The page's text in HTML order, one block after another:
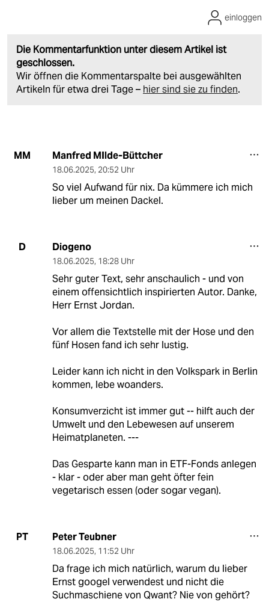
Die Kommentarfunktion unter diesem Artikel ist
geschlossen.
Wir öffnen die Kommentarspalte bei ausgewählten
Artikeln für etwa drei Tage – hier sind sie zu finden.
einloggen
MM Manfred MIlde-Büttcher
18.06.2025, 20:52 Uhr
So viel Aufwand für nix. Da kümmere ich mich
lieber um meinen Dackel.
D Diogeno
18.06.2025, 18:28 Uhr
Sehr guter Text, sehr anschaulich - und von
einem offensichtlich inspirierten Autor. Danke,
Herr Ernst Jordan.
Vor allem die Textstelle mit der Hose und den
fünf Hosen fand ich sehr lustig.
Leider kann ich nicht in den Volkspark in Berlin
kommen, lebe woanders.
Konsumverzicht ist immer gut -- hilft auch der
Umwelt und den Lebewesen auf unserem
Heimatplaneten. ---
Das Gesparte kann man in ETF-Fonds anlegen
- klar - oder aber man geht öfter fein
vegetarisch essen (oder sogar vegan).
PT Peter Teubner
18.06.2025, 11:52 Uhr
Da frage ich mich natürlich, warum du lieber
Ernst googel verwendest und nicht die
Suchmaschiene von Qwant? Nie von gehört?